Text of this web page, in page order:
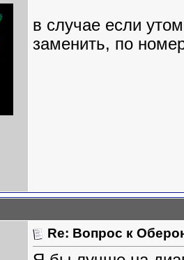
в случае если
заменить, по
Re: Вопрос к